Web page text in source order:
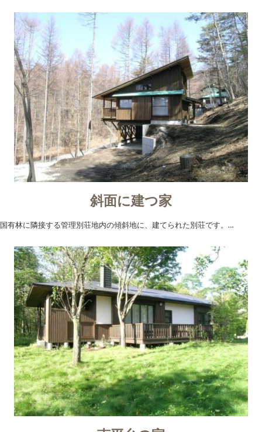
斜面に建つ家
国有林に隣接する管理別荘地内の傾斜地に、建てられた別荘です。…